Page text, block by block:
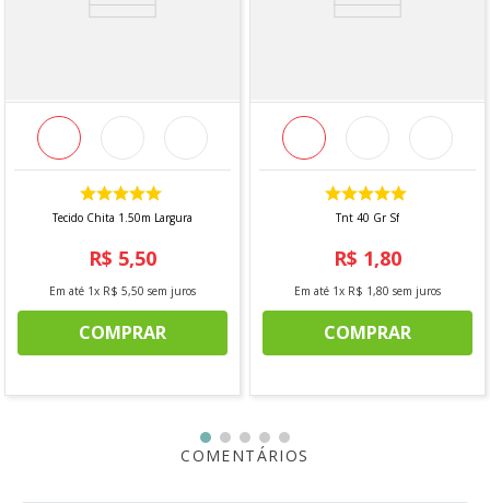
COMPOSIÇÃO:100% Algodão
ORIGEM:Nacional
MARCA: Niazi
INFORMAÇÕES ADICIONAIS
Vendido a cada 1,00 MT onde a medida se refere a um
metro de comprimento pela largura do tecido. Caso seja
solicitado 2 mts, será enviado metragem corrida, sem
Para pedidos acima de 15 metros, é possível que haja
fracionamento do corte.
*Imagem meramente ilustrativa*
Tecido Chita 1.50m Largura
R$ 5,50
Em até 1x R$ 5,50 sem juros
COMPRAR
Tnt 40 Gr Sf
R$ 1,80
Em até 1x R$ 1,80 sem juros
COMPRAR
COMENTÁRIOS